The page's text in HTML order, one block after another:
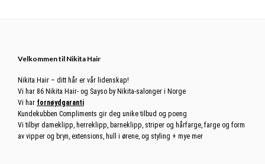
Footer
Velkommen til Nikita Hair
Nikita Hair – ditt hår er vår lidenskap!
Vi har 86 Nikita Hair- og Sayso by Nikita-salonger i Norge
Vi har fornøydgaranti
Kundekubben Compliments gir deg unike tilbud og poeng
Vi tilbyr dameklipp, herreklipp, barneklipp, striper og hårfarge, farge og form
av vipper og bryn, extensions, hull i ørene, og styling + mye mer